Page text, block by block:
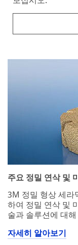
주요 정밀 연삭 및
3M 정밀 형상 세라
하여 정밀 연삭 및
술과 솔루션에 대
자세히 알아보기